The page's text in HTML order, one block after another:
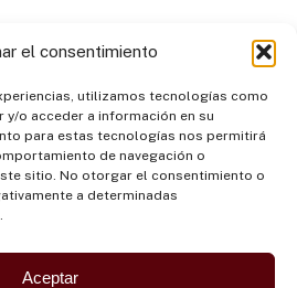
el consentimiento
utilizamos tecnologías como
o acceder a información en su
para estas tecnologías nos permitirá
de navegación o
sitio. No otorgar el consentimiento o
a determinadas
Aceptar